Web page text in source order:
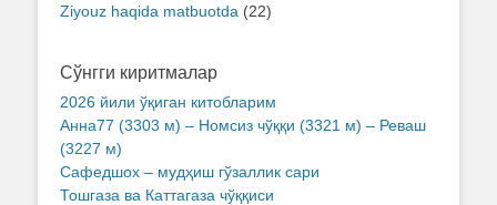
Ziyouz haqida matbuotda (22)
Сўнгги киритмалар
2026 йили ўқиган китобларим
Анна77 (3303 м) – Номсиз чўққи (3321 м) – Реваш
(3227 м)
Сафедшох – мудҳиш гўзаллик сари
Тошгаза ва Каттагаза чўққиси